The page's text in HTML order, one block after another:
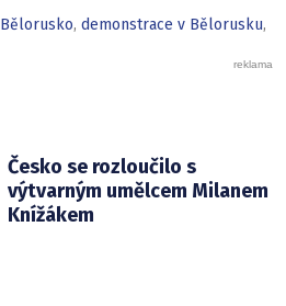
Bělorusko, demonstrace v Bělorusku,
Česko se rozloučilo s
výtvarným umělcem Milanem
Knížákem